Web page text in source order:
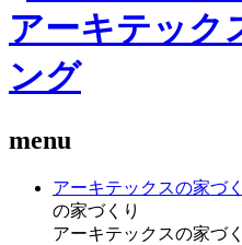
menu
アーキテックスの家づ
の家づくり
アーキテックスの家づ